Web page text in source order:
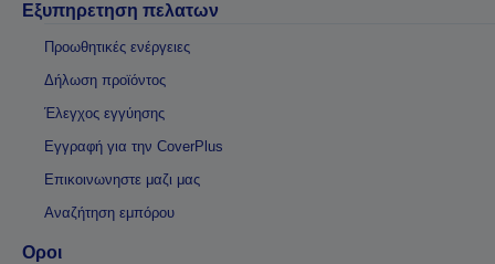
Εξυπηρετηση πελατων
Προωθητικές ενέργειες
Δήλωση προϊόντος
Έλεγχος εγγύησης
Εγγραφή για την CoverPlus
Επικοινωνηστε μαζι μας
Αναζήτηση εμπόρου
Οροι